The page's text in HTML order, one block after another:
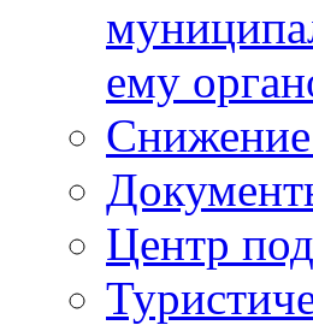
ему
Снижение
Центр